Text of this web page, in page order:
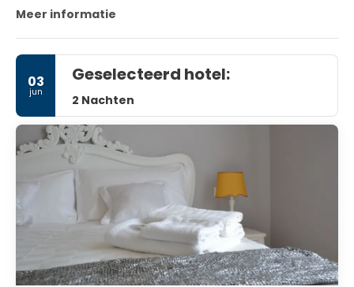
Meer informatie
03
jun
Geselecteerd hotel:
2 Nachten